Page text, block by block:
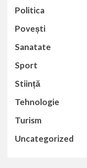
Politica
Povești
Sanatate
Sport
Stiință
Tehnologie
Turism
Uncategorized